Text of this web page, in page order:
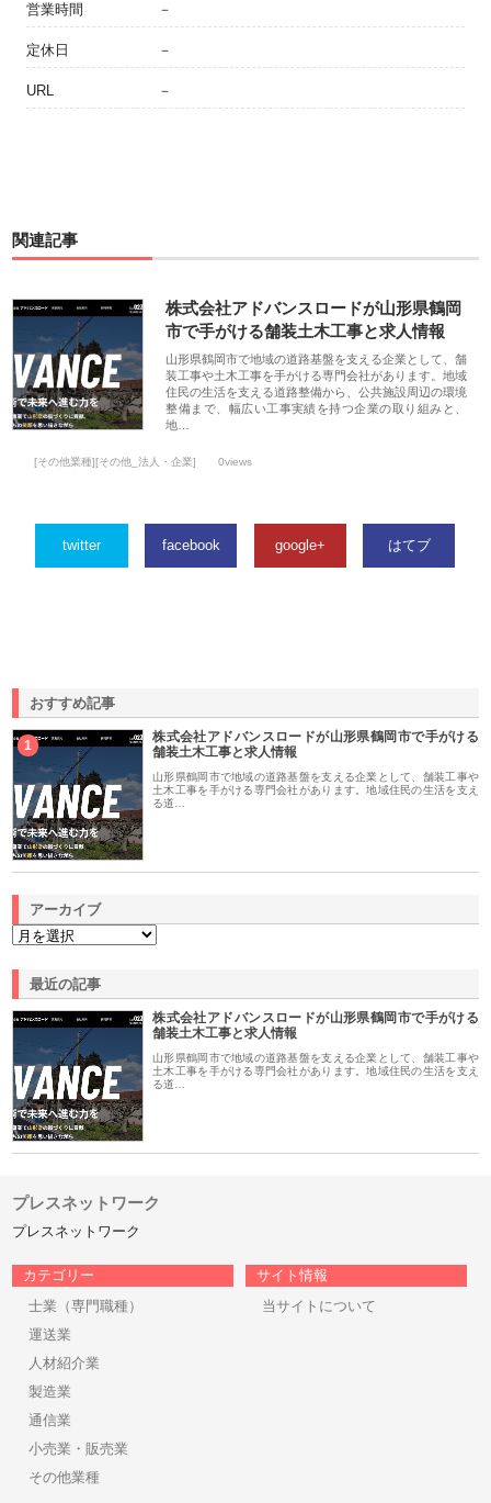
営業時間 －
定休日 －
URL －
関連記事
株式会社アドバンスロードが山形県鶴岡
市で手がける舗装土木工事と求人情報
山形県鶴岡市で地域の道路基盤を支える企業として、舗
装工事や土木工事を手がける専門会社があります。地域
住民の生活を支える道路整備から、公共施設周辺の環境
整備まで、幅広い工事実績を持つ企業の取り組みと、
地…
[その他業種][その他_法人・企業] 0views
twitter facebook google+ はてブ
おすすめ記事
1
株式会社アドバンスロードが山形県鶴岡市で手がける
舗装土木工事と求人情報
山形県鶴岡市で地域の道路基盤を支える企業として、舗装工事や
土木工事を手がける専門会社があります。地域住民の生活を支え
る道…
アーカイブ
最近の記事
株式会社アドバンスロードが山形県鶴岡市で手がける
舗装土木工事と求人情報
山形県鶴岡市で地域の道路基盤を支える企業として、舗装工事や
土木工事を手がける専門会社があります。地域住民の生活を支え
る道…
プレスネットワーク
プレスネットワーク
カテゴリー
士業（専門職種）
運送業
人材紹介業
製造業
通信業
小売業・販売業
その他業種
サイト情報
当サイトについて